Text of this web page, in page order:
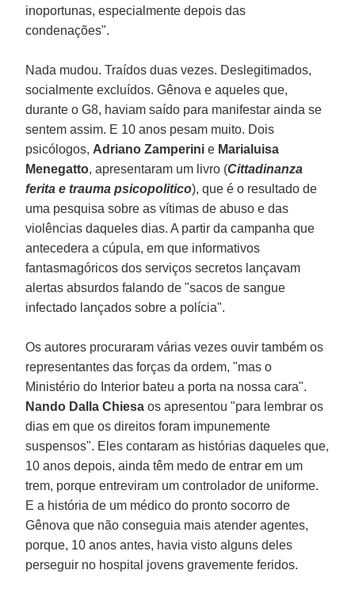
inoportunas, especialmente depois das
condenações".
Nada mudou. Traídos duas vezes. Deslegitimados,
socialmente excluídos. Gênova e aqueles que,
durante o G8, haviam saído para manifestar ainda se
sentem assim. E 10 anos pesam muito. Dois
psicólogos, Adriano Zamperinie Marialuisa
Menegatto, apresentaram um livro (Cittadinanza
ferita e trauma psicopolitico), que é o resultado de
uma pesquisa sobre as vítimas de abuso e das
violências daqueles dias. A partir da campanha que
antecedera a cúpula, em que informativos
fantasmagóricos dos serviços secretos lançavam
alertas absurdos falando de "sacos de sangue
infectado lançados sobre a polícia".
Os autores procuraram várias vezes ouvir também os
representantes das forças da ordem, "mas o
Ministério do Interior bateu a porta na nossa cara".
Nando Dalla Chiesaos apresentou "para lembrar os
dias em que os direitos foram impunemente
suspensos". Eles contaram as histórias daqueles que,
10 anos depois, ainda têm medo de entrar em um
trem, porque entreviram um controlador de uniforme.
E a história de um médico do pronto socorro de
Gênova que não conseguia mais atender agentes,
porque, 10 anos antes, havia visto alguns deles
perseguir no hospital jovens gravemente feridos.